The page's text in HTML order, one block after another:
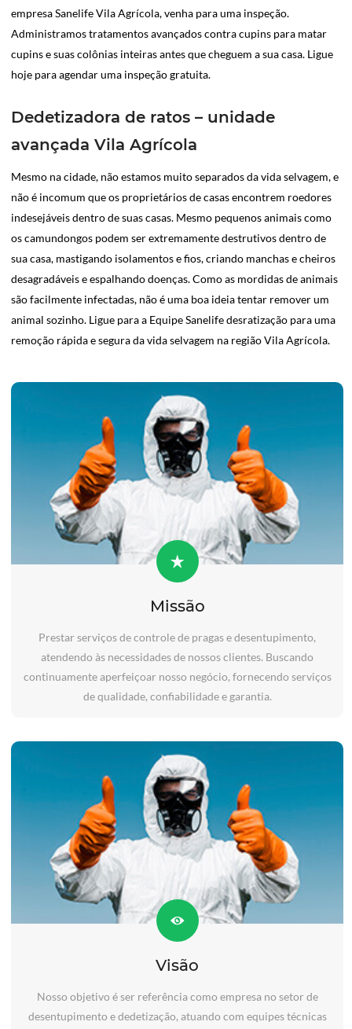
empresa Sanelife Vila Agrícola, venha para uma inspeção.
Administramos tratamentos avançados contra cupins para matar
cupins e suas colônias inteiras antes que cheguem a sua casa. Ligue
hoje para agendar uma inspeção gratuita.
Dedetizadora de ratos – unidade
avançada Vila Agrícola
Mesmo na cidade, não estamos muito separados da vida selvagem, e
não é incomum que os proprietários de casas encontrem roedores
indesejáveis dentro de suas casas. Mesmo pequenos animais como
os camundongos podem ser extremamente destrutivos dentro de
sua casa, mastigando isolamentos e fios, criando manchas e cheiros
desagradáveis e espalhando doenças. Como as mordidas de animais
são facilmente infectadas, não é uma boa ideia tentar remover um
animal sozinho. Ligue para a Equipe Sanelife desratização para uma
remoção rápida e segura da vida selvagem na região Vila Agrícola.
Missão
Prestar serviços de controle de pragas e desentupimento,
atendendo às necessidades de nossos clientes. Buscando
continuamente aperfeiçoar nosso negócio, fornecendo serviços
de qualidade, confiabilidade e garantia.
Visão
Nosso objetivo é ser referência como empresa no setor de
desentupimento e dedetização, atuando com equipes técnicas